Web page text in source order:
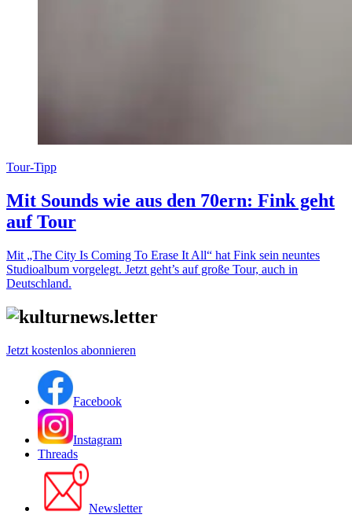
Tour-Tipp
Mit Sounds wie aus den 70ern: Fink geht
auf Tour
Mit „The City Is Coming To Erase It All“ hat Fink sein neuntes
Studioalbum vorgelegt. Jetzt geht’s auf große Tour, auch in
Deutschland.
Jetzt kostenlos abonnieren
Facebook
Instagram
Threads
Newsletter